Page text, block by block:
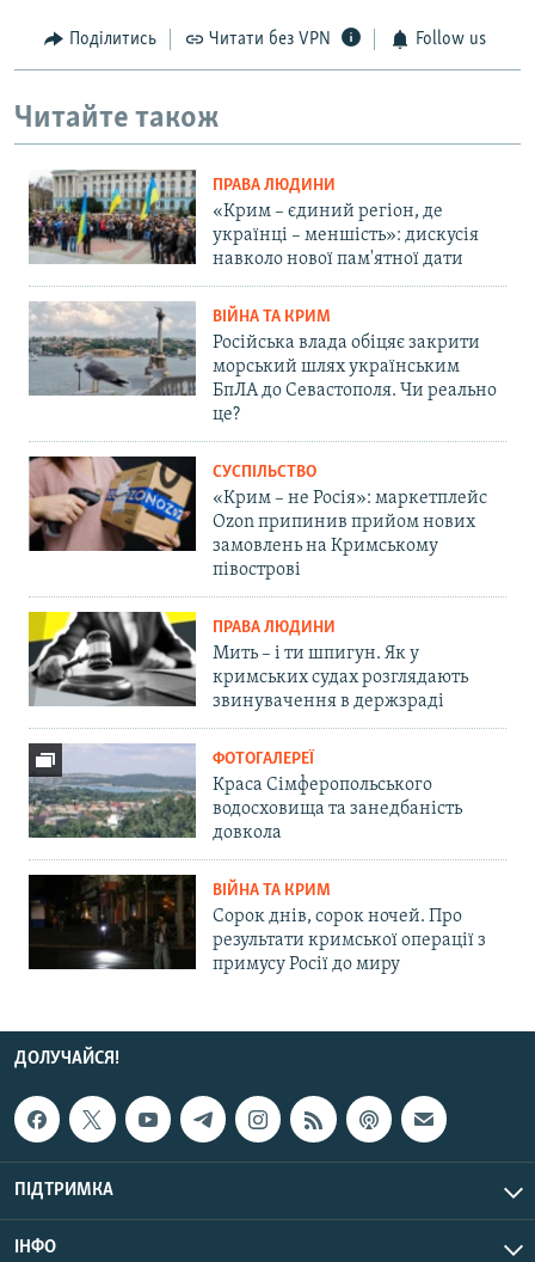
Поділитись Читати без VPN Follow us
Читайте також
ПРАВА ЛЮДИНИ
«Крим – єдиний регіон, де
українці – меншість»: дискусія
навколо нової пам'ятної дати
ВІЙНА ТА КРИМ
Російська влада обіцяє закрити
морський шлях українським
БпЛА до Севастополя. Чи реально
це?
СУСПІЛЬСТВО
«Крим – не Росія»: маркетплейс
Ozon припинив прийом нових
замовлень на Кримському
півострові
ПРАВА ЛЮДИНИ
Мить – і ти шпигун. Як у
кримських судах розглядають
звинувачення в держзраді
ФОТОГАЛЕРЕЇ
Краса Сімферопольського
водосховища та занедбаність
довкола
ВІЙНА ТА КРИМ
Сорок днів, сорок ночей. Про
результати кримської операції з
примусу Росії до миру
ДОЛУЧАЙСЯ!
ПІДТРИМКА
ІНФО